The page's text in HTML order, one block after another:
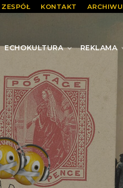
ZESPÓŁ KONTAKT
ECHOKULTURA REKLAMA